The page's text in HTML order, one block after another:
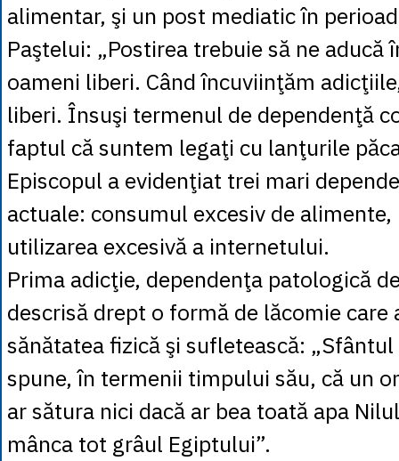
1 RUB
= 0.0530
1 SEK= 0.4526
= 0.1141
1 UAH= 0.1048
= 5.9383
1 ZAR= 0.2318
alimentar, şi un post mediatic în
Paştelui: „Postirea trebuie să ne aducă
oameni liberi. Când încuviinţăm
liberi. Însuşi termenul de dependenţă
faptul că suntem legaţi cu lanţurile
Episcopul a evidenţiat trei mari
actuale: consumul excesiv de
utilizarea excesivă a internetului.
Prima adicţie, dependenţa patologică
descrisă drept o formă de lăcomie care
sănătatea fizică şi sufletească:
spune, în termenii timpului său, că un
ar sătura nici dacă ar bea toată apa
mânca tot grâul Egiptului”.